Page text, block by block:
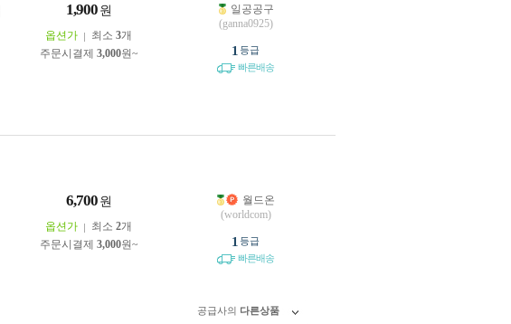
1,900 원
옵션가 최소 3개
주문시결제 3,000원~
일공공구
(ganna0925)
1 등급
빠른배송
6,700 원
옵션가 최소 2개
주문시결제 3,000원~
월드온
(worldcom)
1 등급
빠른배송
공급사의 다른상품